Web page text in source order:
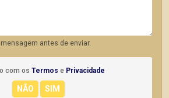
antes de enviar.
com os Termos e Privacidade